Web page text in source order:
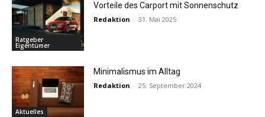
Ratgeber
Eigentümer
Vorteile des Carport mit Sonnenschutz
Redaktion - 31. Mai 2025
Aktuelles
Minimalismus im Alltag
Redaktion - 25. September 2024